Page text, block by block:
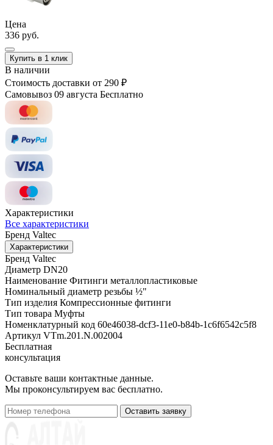
Цена
336 руб.
Купить в 1 клик
В наличии
Стоимость доставки от 290 ₽
Самовывоз 09 августа Бесплатно
Характеристики
Все характеристики
Бренд Valtec
Характеристики
Бренд Valtec
Диаметр DN20
Наименование Фитинги металлопластиковые
Номинальный диаметр резьбы ½"
Тип изделия Компрессионные фитинги
Тип товара Муфты
Номенклатурный код 60e46038-dcf3-11e0-b84b-1c6f6542c5f8
Артикул VTm.201.N.002004
Бесплатная
консультация
Оставьте ваши контактные данные.
Мы проконсультируем вас бесплатно.
Оставить заявку